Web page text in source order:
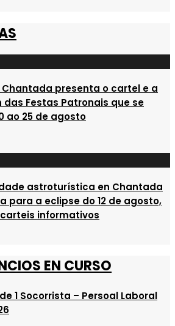
Chantada presenta o cartel e a
Festas Patronais que se
ao 25 de agosto
astroturística en Chantada
para a eclipse do 12 de agosto,
informativos
EN CURSO
1 Socorrista – Persoal Laboral